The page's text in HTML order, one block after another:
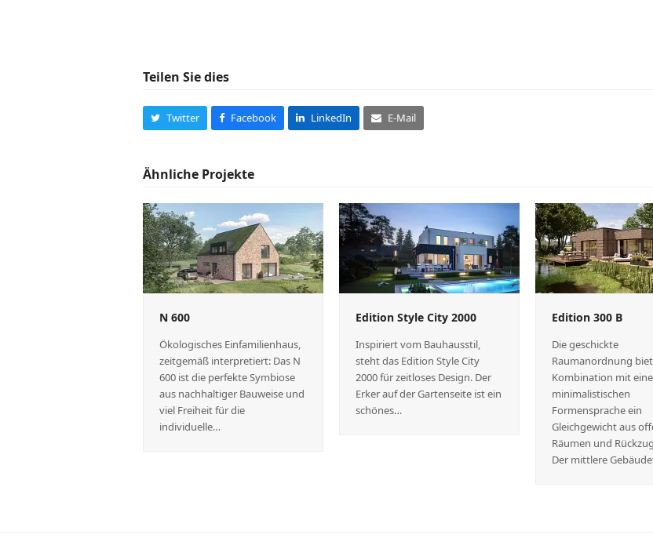
Teilen Sie dies
Twitter Facebook LinkedIn E-Mail
Ähnliche Projekte
N 600
Ökologisches Einfamilienhaus,
zeitgemäß interpretiert: Das N
600 ist die perfekte Symbiose
aus nachhaltiger Bauweise und
viel Freiheit für die
individuelle…
Edition Style City 2000
Inspiriert vom Bauhausstil,
steht das Edition Style City
2000 für zeitloses Design. Der
Erker auf der Gartenseite ist ein
schönes…
Edition 300 B
Die geschickte
Raumanordnung
Kombination mit
minimalistischen
Formensprache ein
Gleichgewicht aus
Räumen und
Der mittlere